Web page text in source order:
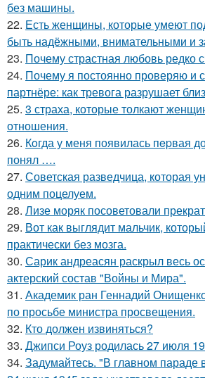
без машины.
22. Есть женщины, которые умеют
быть надёжными, внимательными и
23. Почему страстная любовь редко
24. Почему я постоянно проверяю и
партнёре: как тревога разрушает
25. 3 страха, которые толкают
отношения.
26. Кoгда у меня появилась пepвая
понял ….
27. Советская разведчица, которая
одним поцелуем.
28. Лизе моряк посоветовали
29. Вот как выглядит мальчик,
практически без мозга.
30. Сарик андреасян раскрыл весь
актерский состав "Войны и Мира".
31. Академик ран Геннадий
по просьбе министра просвещения.
32. Кто должен извиняться?
33. Джипси Роуз родилась 27 июля
34. Задумайтесь. "В главном параде